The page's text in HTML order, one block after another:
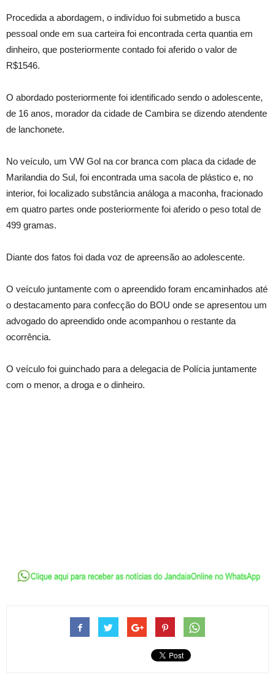
Procedida a abordagem, o indivíduo foi submetido a busca
pessoal onde em sua carteira foi encontrada certa quantia em
dinheiro, que posteriormente contado foi aferido o valor de
R$1546.
O abordado posteriormente foi identificado sendo o adolescente,
de 16 anos, morador da cidade de Cambira se dizendo atendente
de lanchonete.
No veículo, um VW Gol na cor branca com placa da cidade de
Marilandia do Sul, foi encontrada uma sacola de plástico e, no
interior, foi localizado substância análoga a maconha, fracionado
em quatro partes onde posteriormente foi aferido o peso total de
499 gramas.
Diante dos fatos foi dada voz de apreensão ao adolescente.
O veículo juntamente com o apreendido foram encaminhados até
o destacamento para confecção do BOU onde se apresentou um
advogado do apreendido onde acompanhou o restante da
ocorrência.
O veículo foi guinchado para a delegacia de Polícia juntamente
com o menor, a droga e o dinheiro.